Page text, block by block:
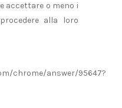
accettare o meno i
alla loro
chrome/answer/95647?